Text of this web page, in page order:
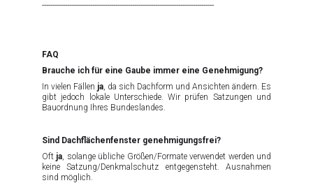
----------------------------------------------------------------------------------
FAQ
Brauche ich für eine Gaube immer eine Genehmigung?
In vielen Fällen ja, da sich Dachform und Ansichten ändern. Es
gibt jedoch lokale Unterschiede. Wir prüfen Satzungen und
Bauordnung Ihres Bundeslandes.
Sind Dachflächenfenster genehmigungsfrei?
Oft ja, solange übliche Größen/Formate verwendet werden und
keine Satzung/Denkmalschutz entgegensteht. Ausnahmen
sind möglich.